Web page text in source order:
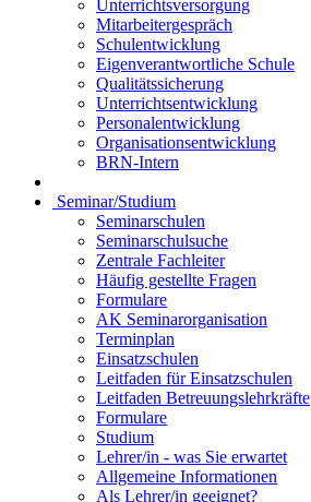
Unterrichtsversorgung
Mitarbeitergespräch
Schulentwicklung
Eigenverantwortliche Schule
Qualitätssicherung
Unterrichtsentwicklung
Personalentwicklung
Organisationsentwicklung
BRN-Intern
Seminar/Studium
Seminarschulen
Seminarschulsuche
Zentrale Fachleiter
Häufig gestellte Fragen
Formulare
AK Seminarorganisation
Terminplan
Einsatzschulen
Leitfaden für Einsatzschulen
Leitfaden Betreuungslehrkräfte
Formulare
Studium
Lehrer/in - was Sie erwartet
Allgemeine Informationen
Als Lehrer/in geeignet?